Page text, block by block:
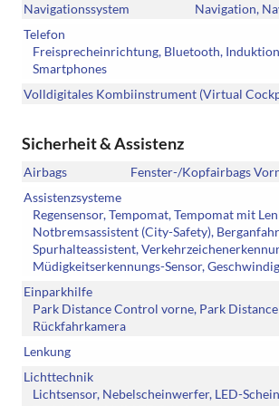
Navigationssystem
Navigation,
Telefon
Freisprecheinrichtung, Bluetooth,
Smartphones
Volldigitales Kombiinstrument (Virtual
Sicherheit & Assistenz
Airbags
Fenster-/Kopfairbags
Assistenzsysteme
Regensensor, Tempomat, Tempomat mit
Notbremsassistent (City-Safety),
Spurhalteassistent,
Müdigkeitserkennungs-Sensor,
Einparkhilfe
Park Distance Control vorne, Park
Rückfahrkamera
Lenkung
Lichttechnik
Lichtsensor, Nebelscheinwerfer, LED-